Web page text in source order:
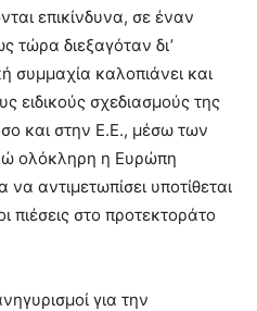
επικίνδυνα, σε έναν
τώρα διεξαγόταν δι’
συμμαχία καλοπιάνει και
ειδικούς σχεδιασμούς της
και στην Ε.Ε., μέσω των
ολόκληρη η Ευρώπη
αντιμετωπίσει υποτίθεται
πιέσεις στο προτεκτοράτο
για την